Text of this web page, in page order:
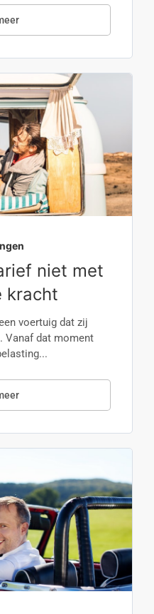
niet met
kracht
voertuig dat zij
Vanaf dat moment